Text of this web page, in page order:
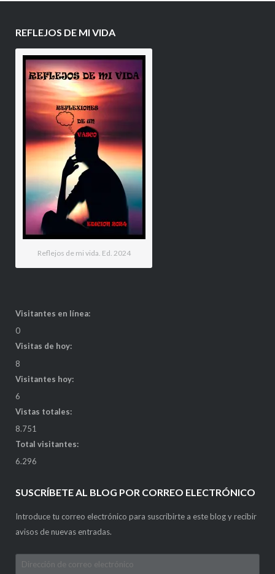
REFLEJOS DE MI VIDA
Reflejos de mi vida. Ed. 2024
Visitantes en línea:
0
Visitas de hoy:
8
Visitantes hoy:
6
Vistas totales:
8.751
Total visitantes:
6.296
SUSCRÍBETE AL BLOG POR CORREO ELECTRÓNICO
Introduce tu correo electrónico para suscribirte a este blog y recibir
avisos de nuevas entradas.
Dirección